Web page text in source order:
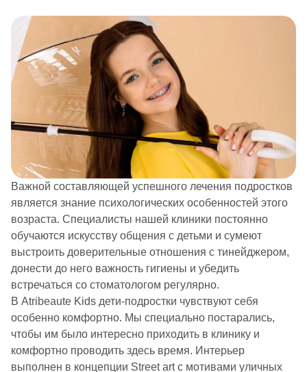
Важной составляющей успешного лечения подростков
является знание психологических особенностей этого
возраста. Специалисты нашей клиники постоянно
обучаются искусству общения с детьми и сумеют
выстроить доверительные отношения с тинейджером,
донести до него важность гигиены и убедить
встречаться со стоматологом регулярно.
В Atribeaute Kids дети-подростки чувствуют себя
особенно комфортно. Мы специально постарались,
чтобы им было интересно приходить в клинику и
комфортно проводить здесь время. Интерьер
выполнен в концепции Street art с мотивами уличных